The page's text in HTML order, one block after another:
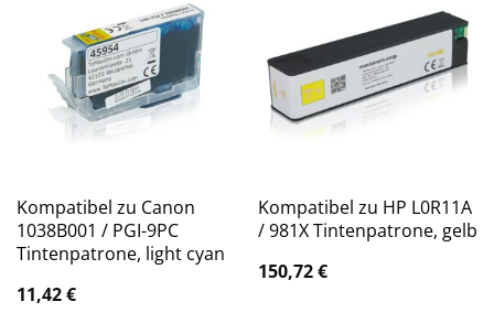
Kompatibel zu Canon
1038B001 / PGI-9PC
Tintenpatrone, light cyan
11,42€
Kompatibel zu HP L0R11A
/ 981X Tintenpatrone, gelb
150,72€